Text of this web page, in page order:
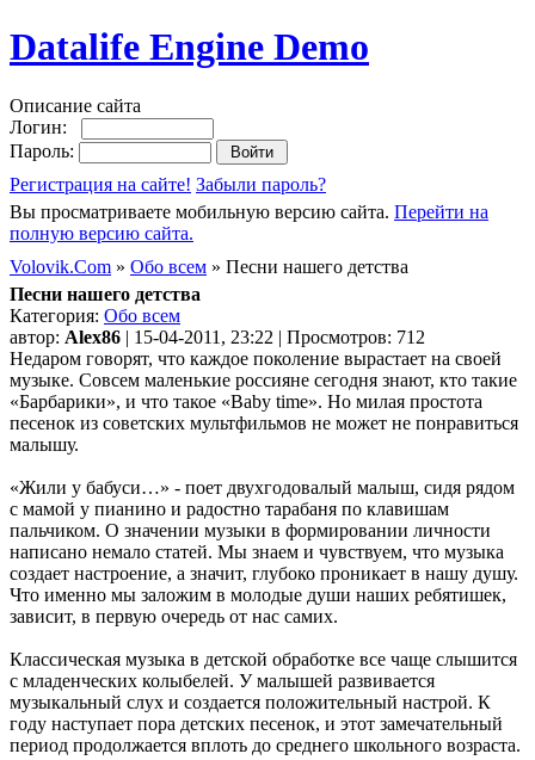
Datalife Engine Demo
Описание сайта
Логин:
Пароль:
Регистрация на сайте! Забыли пароль?
Вы просматриваете мобильную версию сайта. Перейти на
полную версию сайта.
Volovik.Com » Обо всем » Песни нашего детства
Песни нашего детства
Категория: Обо всем
автор: Alex86 | 15-04-2011, 23:22 | Просмотров: 712
Недаром говорят, что каждое поколение вырастает на своей
музыке. Совсем маленькие россияне сегодня знают, кто такие
«Барбарики», и что такое «Baby time». Но милая простота
песенок из советских мультфильмов не может не понравиться
малышу.
«Жили у бабуси…» - поет двухгодовалый малыш, сидя рядом
с мамой у пианино и радостно тарабаня по клавишам
пальчиком. О значении музыки в формировании личности
написано немало статей. Мы знаем и чувствуем, что музыка
создает настроение, а значит, глубоко проникает в нашу душу.
Что именно мы заложим в молодые души наших ребятишек,
зависит, в первую очередь от нас самих.
Классическая музыка в детской обработке все чаще слышится
с младенческих колыбелей. У малышей развивается
музыкальный слух и создается положительный настрой. К
году наступает пора детских песенок, и этот замечательный
период продолжается вплоть до среднего школьного возраста.